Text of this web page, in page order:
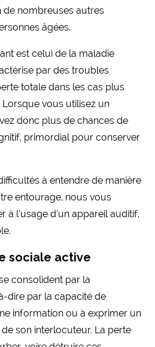
de nombreuses autres
âgées.
est celui de la maladie
par des troubles
totale dans les cas plus
vous utilisez un
donc plus de chances de
primordial pour conserver
à entendre de manière
entourage, nous vous
à l’usage d’un appareil auditif,
sociale active
consolident par la
dire par la capacité de
information ou à exprimer un
son interlocuteur. La perte